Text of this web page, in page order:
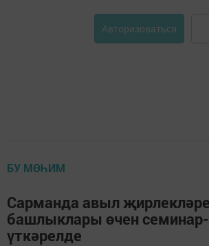
Авторизоваться
БУ МӨҺИМ
Сарманда авыл җирлекләре
башлыклары өчен
үткәрелде